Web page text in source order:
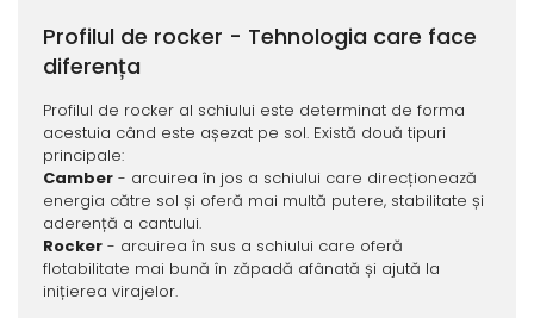
Profilul de rocker - Tehnologia care face
diferența
Profilul de rocker al schiului este determinat de forma
acestuia când este așezat pe sol. Există două tipuri
principale:
Camber- arcuirea în jos a schiului care direcționează
energia către sol și oferă mai multă putere, stabilitate și
aderență a cantului.
Rocker- arcuirea în sus a schiului care oferă
flotabilitate mai bună în zăpadă afânată și ajută la
inițierea virajelor.